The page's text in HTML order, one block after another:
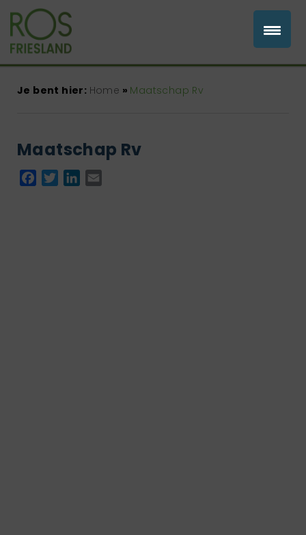
Je bent hier: Home » Maatschap Rv
Maatschap Rv
Facebook
TwitterLinkedIn